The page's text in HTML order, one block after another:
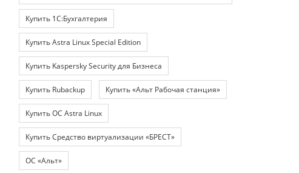
Купить 1С:Бухгалтерия
Купить Astra Linux Special Edition
Купить Kaspersky Security для Бизнеса
Купить Rubackup Купить «Альт Рабочая станция»
Купить ОС Astra Linux
Купить Средство виртуализации «БРЕСТ»
ОС «Альт»